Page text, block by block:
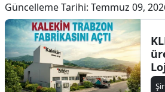
Güncelleme Tarihi: Temmuz 09,